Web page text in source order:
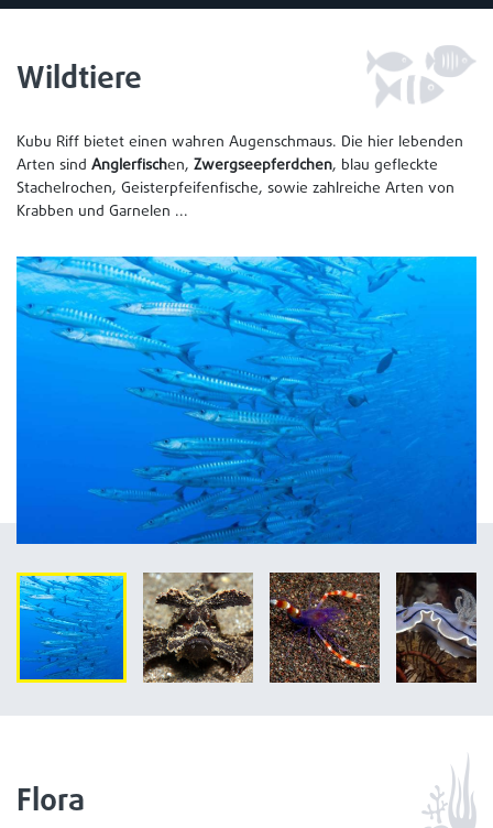
Wildtiere
Kubu Riff bietet einen wahren Augenschmaus. Die hier lebenden
Arten sind Anglerfischen, Zwergseepferdchen, blau gefleckte
Stachelrochen, Geisterpfeifenfische, sowie zahlreiche Arten von
Krabben und Garnelen ...
Flora